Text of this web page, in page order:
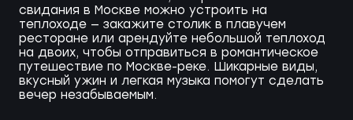
свидания в Москве можно устроить на
теплоходе — закажите столик в плавучем
ресторане или арендуйте небольшой теплоход
на двоих, чтобы отправиться в романтическое
путешествие по Москве-реке. Шикарные виды,
вкусный ужин и легкая музыка помогут сделать
вечер незабываемым.